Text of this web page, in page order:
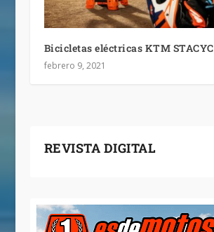
Bicicletas eléctricas KTM STACYC
febrero 9, 2021
REVISTA DIGITAL